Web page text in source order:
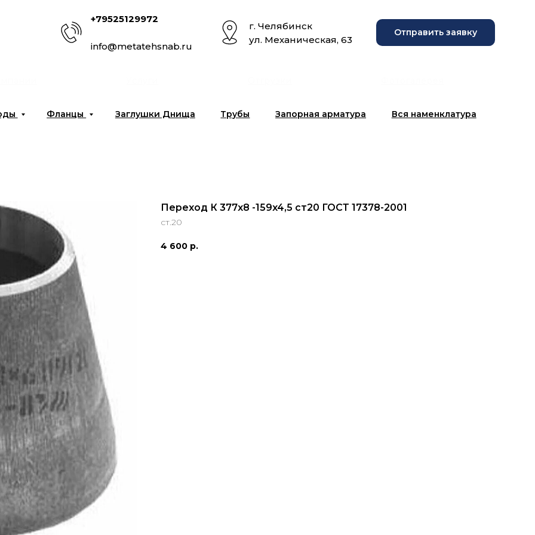
+79525129972
info@metatehsnab.ru
г. Челябинск
ул. Механическая, 63
Отправить заявку
Фланцы Заглушки Днища Трубы Запорная арматура Вся наменклатура
Переход К 377x8 -159x4,5 ст20 ГОСТ 17378-2001
ст.20
4 600 р.